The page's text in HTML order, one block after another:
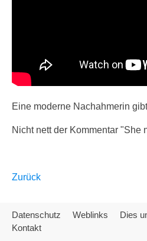
Eine moderne Nachahmerin
Nicht nett der Kommentar "She
Zurück
Datenschutz Weblinks Dies
Kontakt